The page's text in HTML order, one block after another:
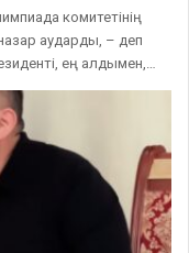
комитетінің
аударды, – деп
ең алдымен,…